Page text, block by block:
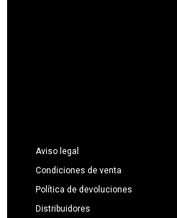
Aviso legal
Condiciones de venta
Política de devoluciones
Distribuidores